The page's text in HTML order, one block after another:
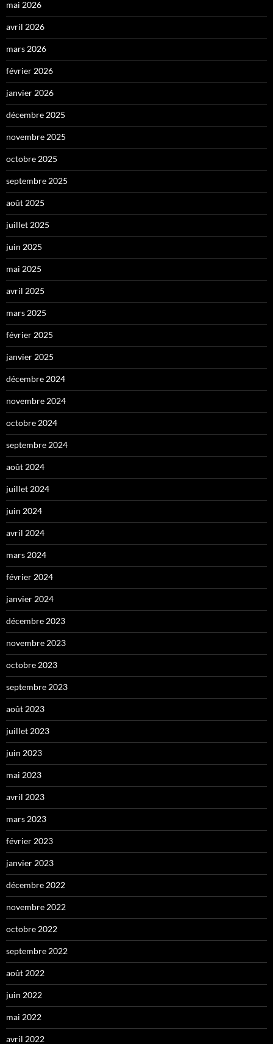
mai 2026
avril 2026
mars 2026
février 2026
janvier 2026
décembre 2025
novembre 2025
octobre 2025
septembre 2025
août 2025
juillet 2025
juin 2025
mai 2025
avril 2025
mars 2025
février 2025
janvier 2025
décembre 2024
novembre 2024
octobre 2024
septembre 2024
août 2024
juillet 2024
juin 2024
avril 2024
mars 2024
février 2024
janvier 2024
décembre 2023
novembre 2023
octobre 2023
septembre 2023
août 2023
juillet 2023
juin 2023
mai 2023
avril 2023
mars 2023
février 2023
janvier 2023
décembre 2022
novembre 2022
octobre 2022
septembre 2022
août 2022
juin 2022
mai 2022
avril 2022